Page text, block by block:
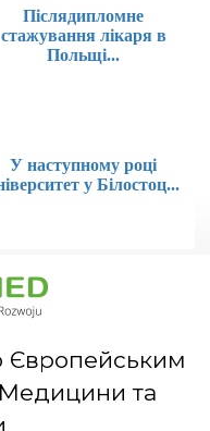
Післядипломне
стажування лікаря в
Польщі...
У наступному році
у Білостоц...
Європейським
та